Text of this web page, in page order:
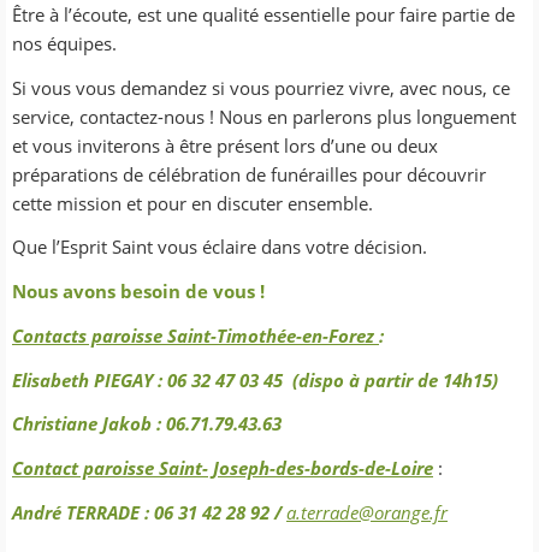
Être à l’écoute, est une qualité essentielle pour faire partie de
nos équipes.
Si vous vous demandez si vous pourriez vivre, avec nous, ce
service, contactez-nous ! Nous en parlerons plus longuement
et vous inviterons à être présent lors d’une ou deux
préparations de célébration de funérailles pour découvrir
cette mission et pour en discuter ensemble.
Que l’Esprit Saint vous éclaire dans votre décision.
Nous avons besoin de vous !
Contacts paroisse Saint-Timothée-en-Forez :
Elisabeth PIEGAY : 06 32 47 03 45 (dispo à partir de 14h15)
Christiane Jakob : 06.71.79.43.63
Contact paroisse Saint- Joseph-des-bords-de-Loire :
André TERRADE : 06 31 42 28 92 /a.terrade@orange.fr